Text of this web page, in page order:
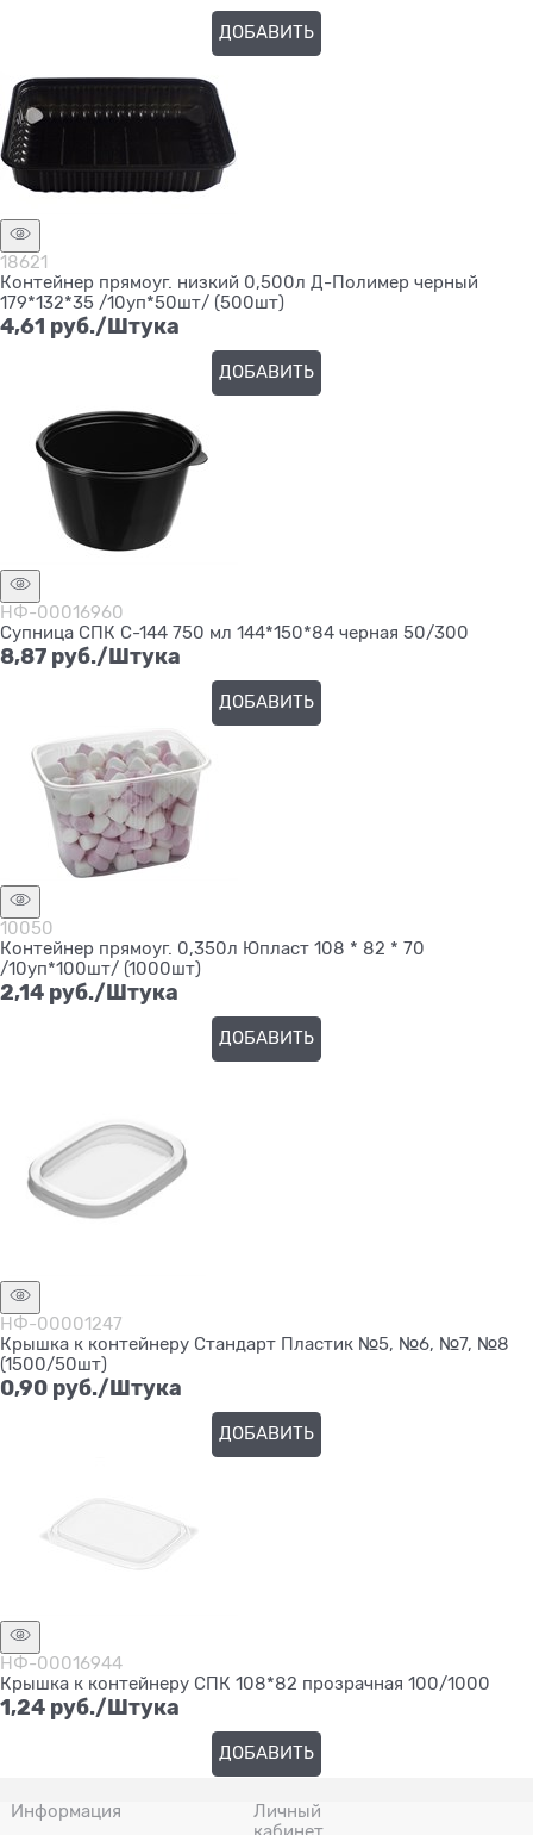
ДОБАВИТЬ
18621
Контейнер прямоуг. низкий 0,500л Д-Полимер черный
179*132*35 /10уп*50шт/ (500шт)
4,61 руб./Штука
ДОБАВИТЬ
НФ-00016960
Супница СПК С-144 750 мл 144*150*84 черная 50/300
8,87 руб./Штука
ДОБАВИТЬ
10050
Контейнер прямоуг. 0,350л Юпласт 108 * 82 * 70
/10уп*100шт/ (1000шт)
2,14 руб./Штука
ДОБАВИТЬ
НФ-00001247
Крышка к контейнеру Стандарт Пластик №5, №6, №7, №8
(1500/50шт)
0,90 руб./Штука
ДОБАВИТЬ
НФ-00016944
Крышка к контейнеру СПК 108*82 прозрачная 100/1000
1,24 руб./Штука
ДОБАВИТЬ
Информация
Личный